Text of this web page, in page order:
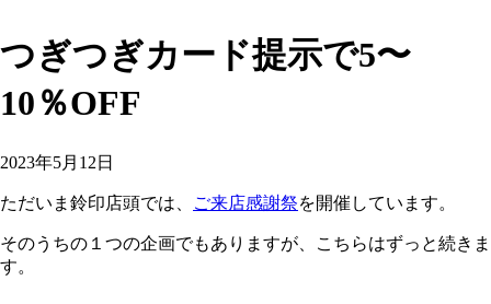
つぎつぎカード提示で5〜
10％OFF
2023年5月12日
ただいま鈴印店頭では、 ご来店感謝祭を開催しています。
そのうちの１つの企画でもありますが、こちらはずっと続きま
す。